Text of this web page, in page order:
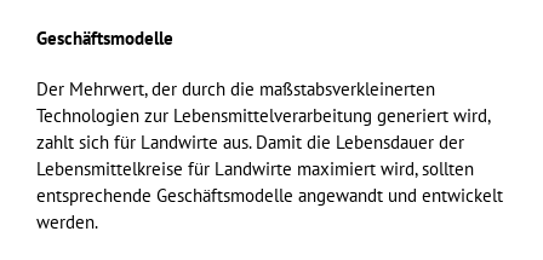
Geschäftsmodelle
Der Mehrwert, der durch die maßstabsverkleinerten
Technologien zur Lebensmittelverarbeitung generiert wird,
zahlt sich für Landwirte aus. Damit die Lebensdauer der
Lebensmittelkreise für Landwirte maximiert wird, sollten
entsprechende Geschäftsmodelle angewandt und entwickelt
werden.